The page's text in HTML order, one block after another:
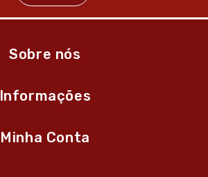
Sobre nós
Informações
Minha Conta